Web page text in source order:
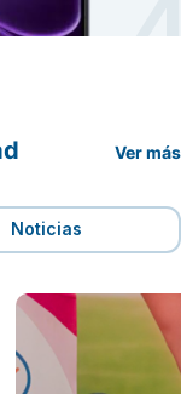
Ver más
Noticias